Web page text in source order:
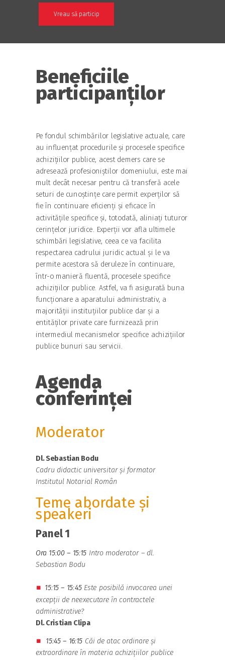
Agenda
conferinței
Moderator
Dl.Sebastian Bodu
Cadru didactic universitar și formator
Institutul Notarial Român
Teme abordate și
speakeri
Panel 1
Ora 15:00 – 15:15 Intro moderator –dl.
Sebastian Bodu
⏹ 15:15 – 15:45 Este posibilă invocarea unei
excepții de neexecutare în contractele
administrative?
Dl. Cristian Clipa
⏹ 15:45 – 16:15 Căi de atac ordinare și
extraordinare în materia achizițiilor publice
Vreau să particip
Beneficiile
participanților
Pe fondul schimbărilor legislative actuale, care
au influențat procedurile și procesele specifice
achizițiilor publice, acest demers care se
adresează profesioniștilor domeniului, este mai
mult decât necesar pentru că transferă acele
seturi de cunoștințe care permit experților să
fie în continuare eficienți și eficace în
activitățile specifice și, totodată, aliniați tuturor
cerințelor juridice. Experții vor afla ultimele
schimbări legislative, ceea ce va facilita
respectarea cadrului juridic actual și le va
permite acestora să deruleze în continuare,
într-o manieră fluentă, procesele specifice
achizițiilor publice. Astfel, va fi asigurată buna
funcționare a aparatului administrativ, a
majorității instituțiilor publice dar și a
entităților private care furnizează prin
intermediul mecanismelor specifice achizițiilor
publice bunuri sau servicii.